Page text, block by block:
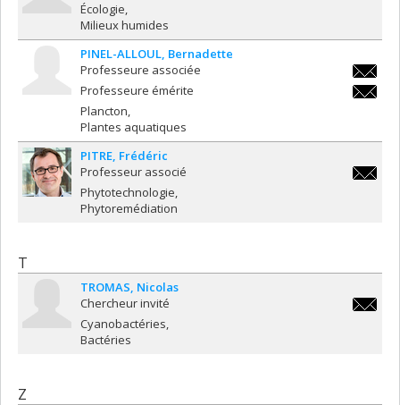
Écologie
Milieux humides
PINEL-ALLOUL Bernadette
Professeure associée
Professeure émérite
Plancton
Plantes aquatiques
PITRE Frédéric
Professeur associé
Phytotechnologie
Phytoremédiation
T
TROMAS Nicolas
Chercheur invité
Cyanobactéries
Bactéries
Z